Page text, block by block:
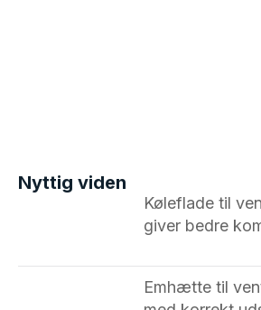
Nyttig viden
Køleflade til
giver bedre
Emhætte til